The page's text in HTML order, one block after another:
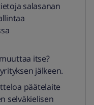
salasanan
itse?
jälkeen.
päätelaite
selväkielisen